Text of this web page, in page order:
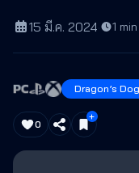
15 มี.ค. 2024· 1
Dragon’s
0